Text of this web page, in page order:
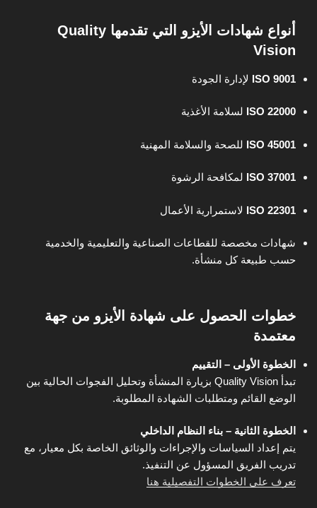
أنواع شهادات الأيزو التي تقدمها Quality
Vision
ISO 9001 لإدارة الجودة
ISO 22000 لسلامة الأغذية
ISO 45001 للصحة والسلامة المهنية
ISO 37001 لمكافحة الرشوة
ISO 22301 لاستمرارية الأعمال
شهادات مخصصة للقطاعات الصناعية والتعليمية والخدمية
حسب طبيعة كل منشأة.
خطوات الحصول على شهادة الأيزو من جهة
معتمدة
الخطوة الأولى – التقييم
تبدأ Quality Vision بزيارة المنشأة وتحليل الفجوات الحالية بين
الوضع القائم ومتطلبات الشهادة المطلوبة.
الخطوة الثانية – بناء النظام الداخلي
يتم إعداد السياسات والإجراءات والوثائق الخاصة بكل معيار، مع
تدريب الفريق المسؤول عن التنفيذ.
تعرف على الخطوات التفصيلية هنا